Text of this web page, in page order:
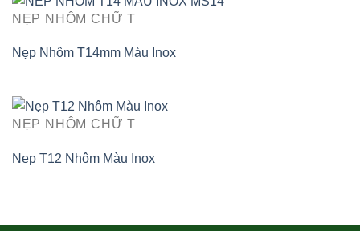
NẸP NHÔM CHỮ T
Nẹp Nhôm T14mm Màu Inox
NẸP NHÔM CHỮ T
Nẹp T12 Nhôm Màu Inox